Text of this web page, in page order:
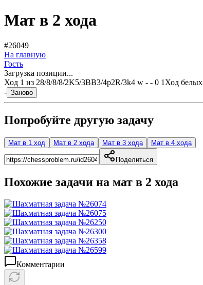
Мат в 2 хода
#26049
На главную
Гость
Загрузка позиции...
Ход 1 из 28/8/8/8/2K5/3BB3/4p2R/3k4 w - - 0 1 Ход белых
- Заново
Попробуйте другую задачу
Мат в 1 ход Мат в 2 хода Мат в 3 хода Мат в 4 хода
Поделиться
Похожие задачи на мат в 2 хода
Комментарии